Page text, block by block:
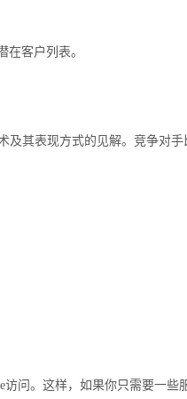
客户列表。
及其表现方式的见解。竞争对手
访问。这样，如果你只需要一些